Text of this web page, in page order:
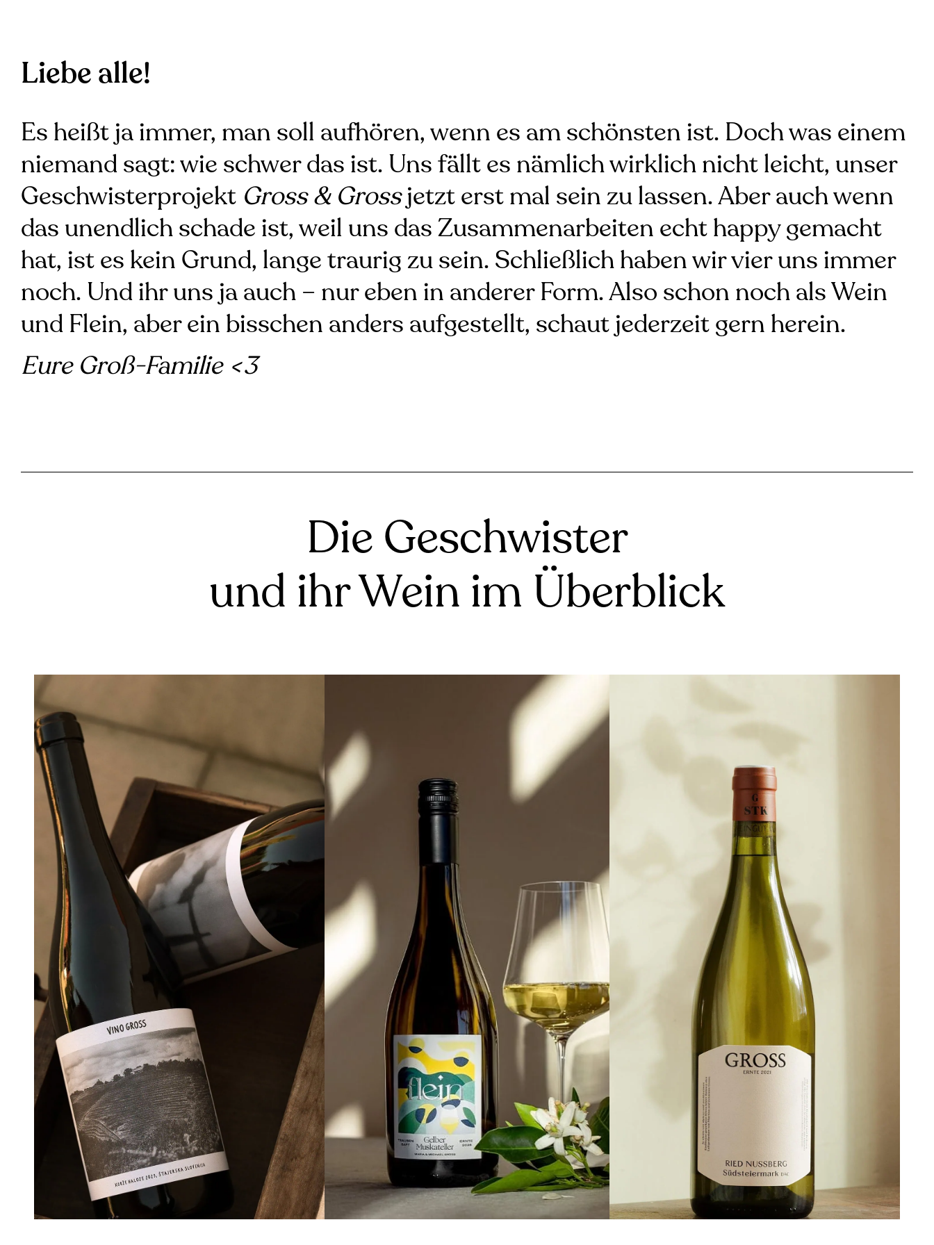
Liebe alle!
Es heißt ja immer, man soll aufhören, wenn es am schönsten ist. Doch was einem
niemand sagt: wie schwer das ist. Uns fällt es nämlich wirklich nicht leicht, unser
Geschwisterprojekt Gross & Grossjetzt erst mal sein zu lassen. Aber auch wenn
das unendlich schade ist, weil uns das Zusammenarbeiten echt happy gemacht
hat, ist es kein Grund, lange traurig zu sein. Schließlich haben wir vier uns immer
noch. Und ihr uns ja auch – nur eben in anderer Form. Also schon noch als Wein
und Flein, aber ein bisschen anders aufgestellt, schaut jederzeit gern herein.
Eure Groß-Familie <3
Die Geschwister
und ihr Wein im Überblick
Vino Gross
Hier geht’s zu Maria und Michaels Weingut
in Slowenien – und ihrem Onlineshop, in
dem es viel zu entdecken gibt: feinen Wein
und auch Flein. www.vinogross.com
Feeling Flein yet? Gönn dir sortenreine
Traubensäfte von Maria und Michael und
allen anderen Produzent:innen von Flein.
www.flein.net
Weingut Gross
Bei Martina und Johannes in der
Südsteiermark bekommt man elegante
Weißweine. Und jetzt drei mehr: Jakobi,
Mitzi und Bartholi gibt’s ab sofort dort.
www.gross.at